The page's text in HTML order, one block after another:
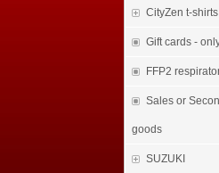
CityZen t-shirts
Gift cards -
FFP2
Sales or
goods
SUZUKI